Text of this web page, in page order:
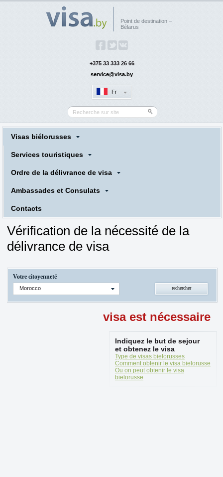
Point de destination –
Bélarus
+375 33 333 26 66
service@visa.by
Fr
Visas biélorusses
Services touristiques
Ordre de la délivrance de visa
Ambassades et Consulats
Сontacts
Vérification de la nécessité de la
délivrance de visa
Votre citoyenneté
Morocco
visa est nécessaire
Indiquez le but de sejour
et obtenez le visa
Type de visas bielorusses
Comment obtenir le visa bielorusse
Ou on peut obtenir le visa
bielorusse